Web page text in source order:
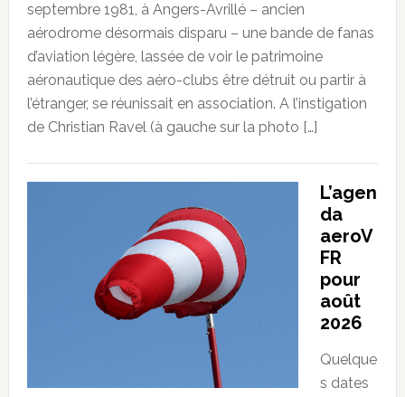
septembre 1981, à Angers-Avrillé – ancien
aérodrome désormais disparu – une bande de fanas
d’aviation légère, lassée de voir le patrimoine
aéronautique des aéro-clubs être détruit ou partir à
l’étranger, se réunissait en association. A l’instigation
de Christian Ravel (à gauche sur la photo […]
L’agen
da
aeroV
FR
pour
août
2026
Quelque
s dates